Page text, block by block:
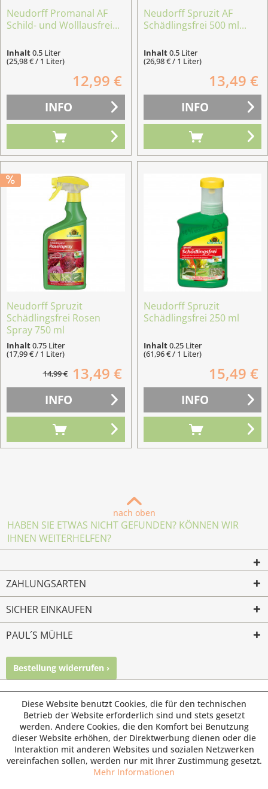
Neudorff Promanal AF
Schild- und Wolllausfrei...
Inhalt0.5 Liter
(25,98 € / 1 Liter)
12,99 €
INFO
Neudorff Spruzit AF
Schädlingsfrei 500 ml...
Inhalt0.5 Liter
(26,98 € / 1 Liter)
13,49 €
INFO
Neudorff Spruzit
Schädlingsfrei Rosen
Spray 750 ml
Inhalt0.75 Liter
(17,99 € / 1 Liter)
14,99 € 13,49 €
INFO
Neudorff Spruzit
Schädlingsfrei 250 ml
Inhalt0.25 Liter
(61,96 € / 1 Liter)
15,49 €
INFO
nach oben
HABEN SIE ETWAS NICHT GEFUNDEN? KÖNNEN WIR
IHNEN WEITERHELFEN?
ZAHLUNGSARTEN
SICHER EINKAUFEN
PAUL´S MÜHLE
Bestellung widerrufen ›
© Paul's Mühle | Inhaber: Christof Paul e.K. | Westring 2 |
45659 Recklinghausen
Fax: 02361 -28831 | E-Mail: info@pauls-muehle.de
Diese Website benutzt Cookies, die für den technischen
Betrieb der Website erforderlich sind und stets gesetzt
werden. Andere Cookies, die den Komfort bei Benutzung
dieser Website erhöhen, der Direktwerbung dienen oder die
Interaktion mit anderen Websites und sozialen Netzwerken
vereinfachen sollen, werden nur mit Ihrer Zustimmung gesetzt.
Mehr Informationen